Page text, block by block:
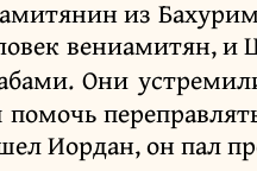
из
вениамитян, и
Они
помочь
Иордан, он пал